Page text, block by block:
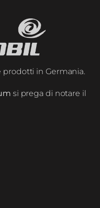
in Germania.
si prega di notare il